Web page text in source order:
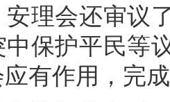
安理会还审议
保护平民等
有作用，完